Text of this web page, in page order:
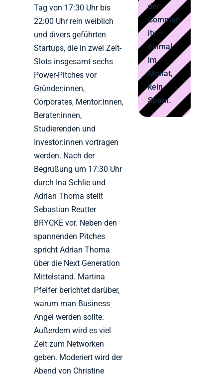
Tag von 17:30 Uhr bis
22:00 Uhr rein weiblich
und divers geführten
Startups, die in zwei Zeit-
Slots insgesamt sechs
Power-Pitches vor
Gründer:innen,
Corporates, Mentor:innen,
Berater:innen,
Studierenden und
Investor:innen vortragen
werden. Nach der
Begrüßung um 17:30 Uhr
durch Ina Schlie und
Adrian Thoma stellt
Sebastian Reutter
BRYCKE vor. Neben den
spannenden Pitches
spricht Adrian Thoma
über die Next Generation
Mittelstand. Martina
Pfeifer berichtet darüber,
warum man Business
Angel werden sollte.
Außerdem wird es viel
Zeit zum Networken
geben. Moderiert wird der
Abend von Christine
der
Commun
ity —
einmal
im
Monat,
kein
Spam.